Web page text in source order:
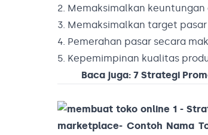
2. Memaksimalkan
3. Memaksimalkan target pasar
4. Pemerahan pasar secara
5. Kepemimpinan kualitas
Baca juga: 7 Strategi